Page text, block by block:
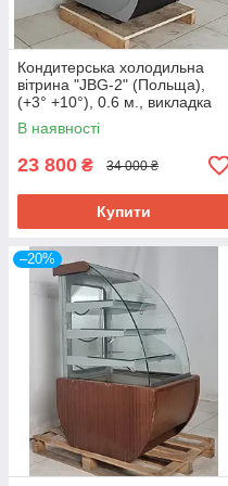
Кондитерська холодильна
вітрина "JBG-2" (Польща),
(+3° +10°), 0.6 м., викладка
60 см., Б/у
В наявності
23 800 ₴ 34 000 ₴
Купити
–20%